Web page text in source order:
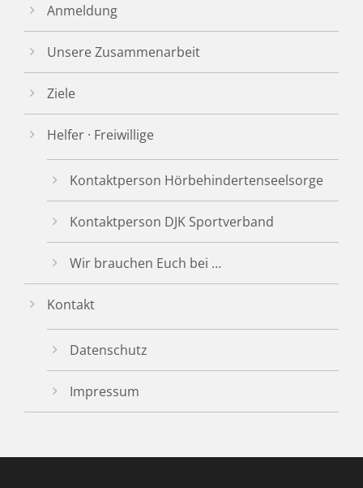
Anmeldung
Unsere Zusammenarbeit
Ziele
Helfer · Freiwillige
Kontaktperson Hörbehindertenseelsorge
Kontaktperson DJK Sportverband
Wir brauchen Euch bei …
Kontakt
Datenschutz
Impressum